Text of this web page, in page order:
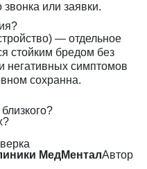
или заявки.
— отдельное
стойким бредом без
негативных симптомов
сохранна.
МедМенталАвтор